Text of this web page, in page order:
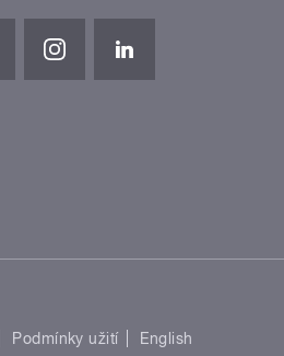
Podmínky užití
English